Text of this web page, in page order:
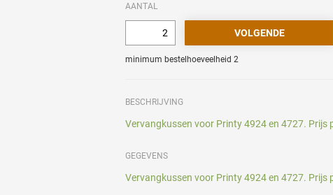
AANTAL
minimum bestelhoeveelheid 2
BESCHRIJVING
Vervangkussen voor Printy 4924 en 4727. Prijs
GEGEVENS
Vervangkussen voor Printy 4924 en 4727. Prijs